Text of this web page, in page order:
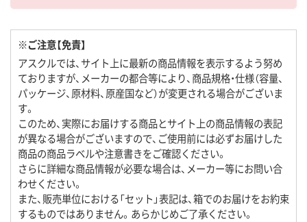
※ご注意【免責】
アスクルでは、サイト上に最新の商品情報を表示するよう努め
ておりますが、メーカーの都合等により、商品規格・仕様（容量、
パッケージ、原材料、原産国など）が変更される場合がございま
す。
このため、実際にお届けする商品とサイト上の商品情報の表記
が異なる場合がございますので、ご使用前には必ずお届けした
商品の商品ラベルや注意書きをご確認ください。
さらに詳細な商品情報が必要な場合は、メーカー等にお問い合
わせください。
また、販売単位における「セット」表記は、箱でのお届けをお約束
するものではありません。あらかじめご了承ください。